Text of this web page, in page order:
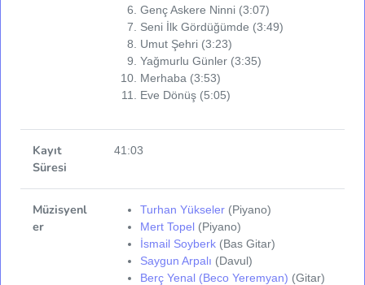
Genç Askere Ninni (3:07)
Seni İlk Gördüğümde (3:49)
Umut Şehri (3:23)
Yağmurlu Günler (3:35)
Merhaba (3:53)
Eve Dönüş (5:05)
Kayıt
Süresi
41:03
Müzisyenl
er
Turhan Yükseler (Piyano)
Mert Topel (Piyano)
İsmail Soyberk (Bas Gitar)
Saygun Arpalı (Davul)
Berç Yenal (Beco Yeremyan) (Gitar)